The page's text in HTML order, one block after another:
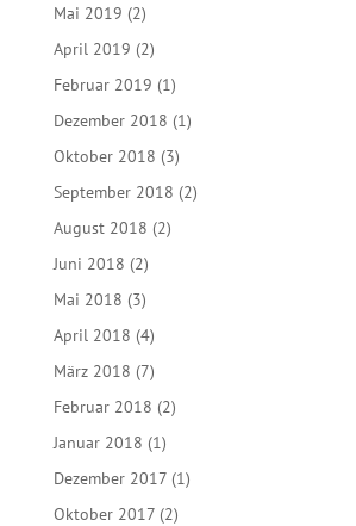
Mai 2019 (2)
April 2019 (2)
Februar 2019 (1)
Dezember 2018 (1)
Oktober 2018 (3)
September 2018 (2)
August 2018 (2)
Juni 2018 (2)
Mai 2018 (3)
April 2018 (4)
März 2018 (7)
Februar 2018 (2)
Januar 2018 (1)
Dezember 2017(1)
Oktober 2017(2)